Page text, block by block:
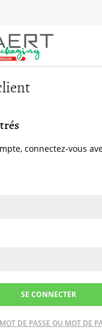
connectez-vous
SE CONNECTER
DE PASSE OU MOT DE